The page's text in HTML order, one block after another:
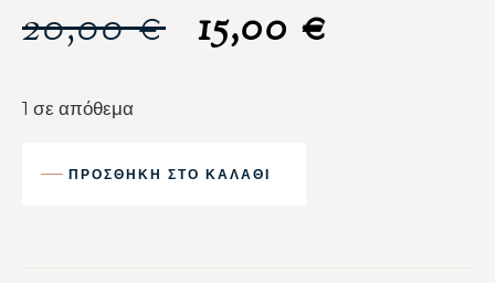
20,00€ 15,00 €
1 σε απόθεμα
ΠΡΟΣΘΉΚΗ ΣΤΟ ΚΑΛΆΘΙ